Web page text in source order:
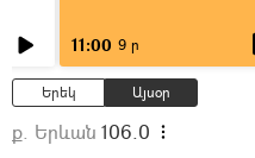
11:00 9 ր
Երեկ Այսօր
ք. Երևան 106.0